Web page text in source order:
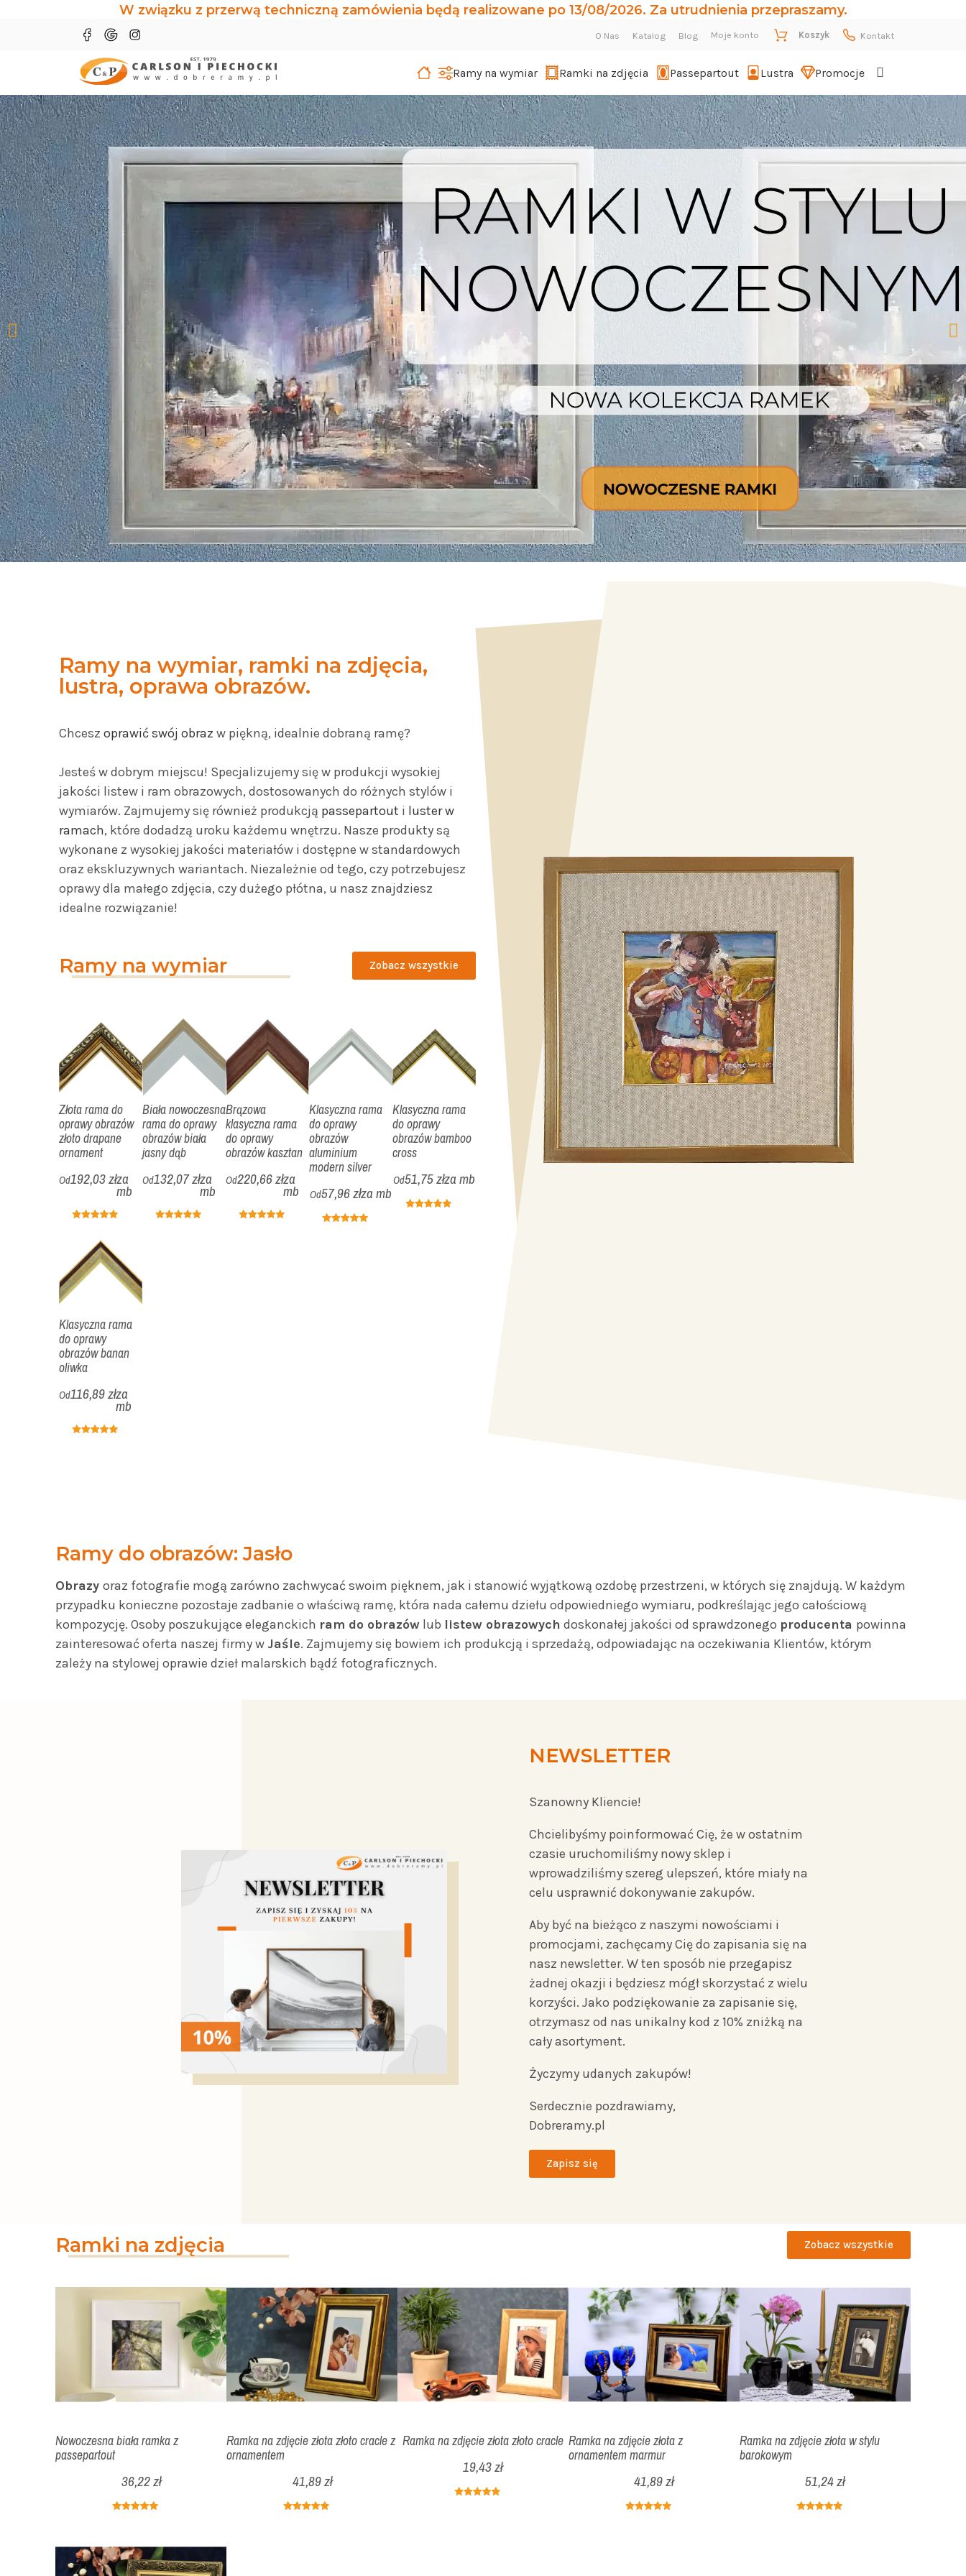
W związku z przerwą techniczną zamówienia będą realizowane po 13/08/2026. Za utrudnienia przepraszamy.
O Nas Katalog Blog Moje konto Koszyk Kontakt
Ramy na wymiar Ramki na zdjęcia Passepartout Lustra Promocje
Ramy na wymiar, ramki na zdjęcia,
lustra, oprawa obrazów.
Chcesz oprawić swój obraz w piękną, idealnie dobraną ramę?
Jesteś w dobrym miejscu! Specjalizujemy się w produkcji wysokiej
jakości listew i ram obrazowych, dostosowanych do różnych stylów i
wymiarów. Zajmujemy się również produkcją passepartout i luster w
ramach, które dodadzą uroku każdemu wnętrzu. Nasze produkty są
wykonane z wysokiej jakości materiałów i dostępne w standardowych
oraz ekskluzywnych wariantach. Niezależnie od tego, czy potrzebujesz
oprawy dla małego zdjęcia, czy dużego płótna, u nasz znajdziesz
idealne rozwiązanie!
Ramy na wymiar Zobacz wszystkie
Złota rama do
oprawy obrazów
złoto drapane
ornament
Od192,03 złza
mb
Biała nowoczesna
rama do oprawy
obrazów biała
jasny dąb
Od132,07 złza
mb
Brązowa
klasyczna rama
do oprawy
obrazów kasztan
Od220,66 złza
mb
Klasyczna rama
do oprawy
obrazów
aluminium
modern silver
Od57,96 złza mb
Klasyczna rama
do oprawy
obrazów bamboo
cross
Od51,75 złza mb
Klasyczna rama
do oprawy
obrazów banan
oliwka
Od116,89 złza
mb
Ramy do obrazów: Jasło
Obrazyoraz fotografie mogą zarówno zachwycać swoim pięknem, jak i stanowić wyjątkową ozdobę przestrzeni, w których się znajdują. W każdym
przypadku konieczne pozostaje zadbanie o właściwą ramę, która nada całemu dziełu odpowiedniego wymiaru, podkreślając jego całościową
kompozycję. Osoby poszukujące eleganckich ram do obrazów lub listew obrazowych doskonałej jakości od sprawdzonego producenta powinna
zainteresować oferta naszej firmy w Jaśle. Zajmujemy się bowiem ich produkcją i sprzedażą, odpowiadając na oczekiwania Klientów, którym
zależy na stylowej oprawie dzieł malarskich bądź fotograficznych.
NEWSLETTER
Szanowny Kliencie!
Chcielibyśmy poinformować Cię, że w ostatnim
czasie uruchomiliśmy nowy sklep i
wprowadziliśmy szereg ulepszeń, które miały na
celu usprawnić dokonywanie zakupów.
Aby być na bieżąco z naszymi nowościami i
promocjami, zachęcamy Cię do zapisania się na
nasz newsletter. W ten sposób nie przegapisz
żadnej okazji i będziesz mógł skorzystać z wielu
korzyści. Jako podziękowanie za zapisanie się,
otrzymasz od nas unikalny kod z 10% zniżką na
cały asortyment.
Życzymy udanych zakupów!
Serdecznie pozdrawiamy,
Dobreramy.pl
Zapisz się
Ramki na zdjęcia Zobacz wszystkie
Nowoczesna biała ramka z
passepartout
36,22 zł
Ramka na zdjęcie złota złoto cracle z
ornamentem
41,89 zł
Ramka na zdjęcie złota złoto cracle
19,43 zł
Ramka na zdjęcie złota z
ornamentem marmur
41,89 zł
Ramka na zdjęcie złota w stylu
barokowym
51,24 zł